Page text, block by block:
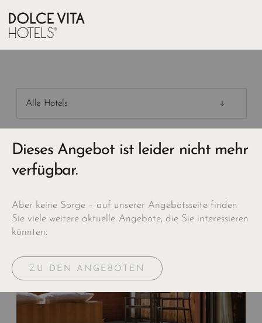
Alle Hotels
Dieses Angebot ist leider nicht mehr
verfügbar.
Aber keine Sorge – auf unserer Angebotsseite finden
Sie viele weitere aktuelle Angebote, die Sie interessieren
könnten.
ZU DEN ANGEBOTEN